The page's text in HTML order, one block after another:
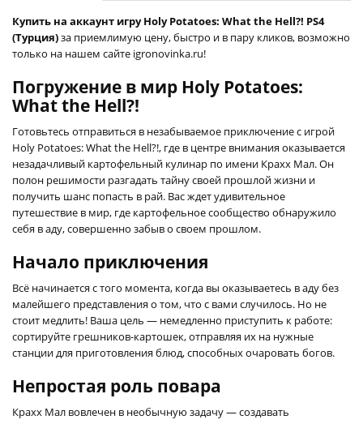
Купить на аккаунт игру Holy Potatoes: What the Hell?! PS4
(Турция)за приемлимую цену, быстро и в пару кликов, возможно
только на нашем сайте igronovinka.ru!
Погружение в мир Holy Potatoes:
What the Hell?!
Готовьтесь отправиться в незабываемое приключение с игрой
Holy Potatoes: What the Hell?!, где в центре внимания оказывается
незадачливый картофельный кулинар по имени Крахх Мал. Он
полон решимости разгадать тайну своей прошлой жизни и
получить шанс попасть в рай. Вас ждет удивительное
путешествие в мир, где картофельное сообщество обнаружило
себя в аду, совершенно забыв о своем прошлом.
Начало приключения
Всё начинается с того момента, когда вы оказываетесь в аду без
малейшего представления о том, что с вами случилось. Но не
стоит медлить! Ваша цель — немедленно приступить к работе:
сортируйте грешников-картошек, отправляя их на нужные
станции для приготовления блюд, способных очаровать богов.
Непростая роль повара
Крахх Мал вовлечен в необычную задачу — создавать